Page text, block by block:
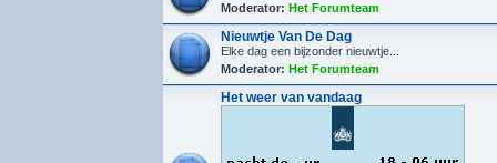
Moderator: Het Forumteam
Nieuwtje Van De Dag
Elke dag een bijzonder nieuwtje...
Moderator: Het Forumteam
Het weer van vandaag